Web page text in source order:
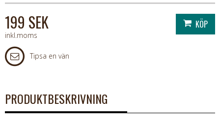
199 SEK
inkl.moms
Tipsa en vän
PRODUKTBESKRIVNING